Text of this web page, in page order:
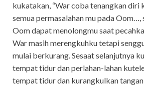
kukatakan, “War coba tenangkan diri
semua permasalahan mu pada Oom…,
Oom dapat menolongmu saat
War masih merengkuhku tetapi
mulai berkurang. Sesaat selanjutnya
tempat tidur dan perlahan-lahan
tempat tidur dan kurangkulkan